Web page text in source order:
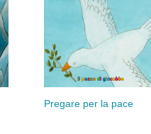
Pregare per la pace